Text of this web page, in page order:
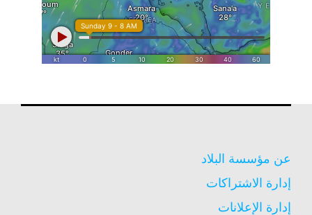
عن مؤسسة البلاد
إدارة الاشتراكات
إدارة الإعلانات